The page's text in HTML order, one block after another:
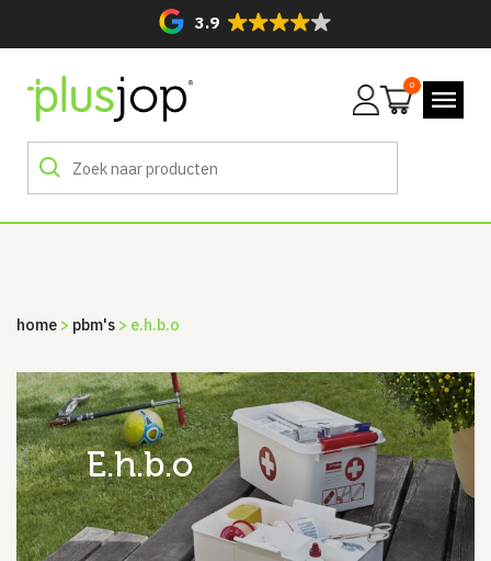
3.9
Mijn
0
home > pbm's > e.h.b.o
e.h.b.o